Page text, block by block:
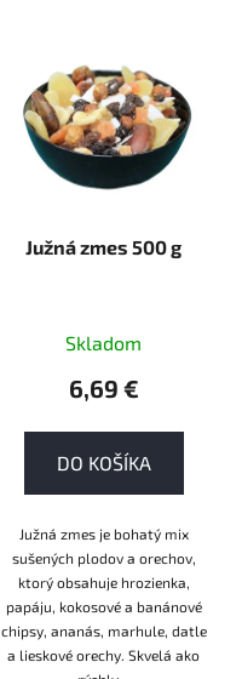
Južná zmes 500 g
Skladom
6,69 €
DO KOŠÍKA
Južná zmes je bohatý mix
sušených plodov a orechov,
ktorý obsahuje hrozienka,
papáju, kokosové a banánové
chipsy, ananás, marhule, datle
a lieskové orechy. Skvelá ako